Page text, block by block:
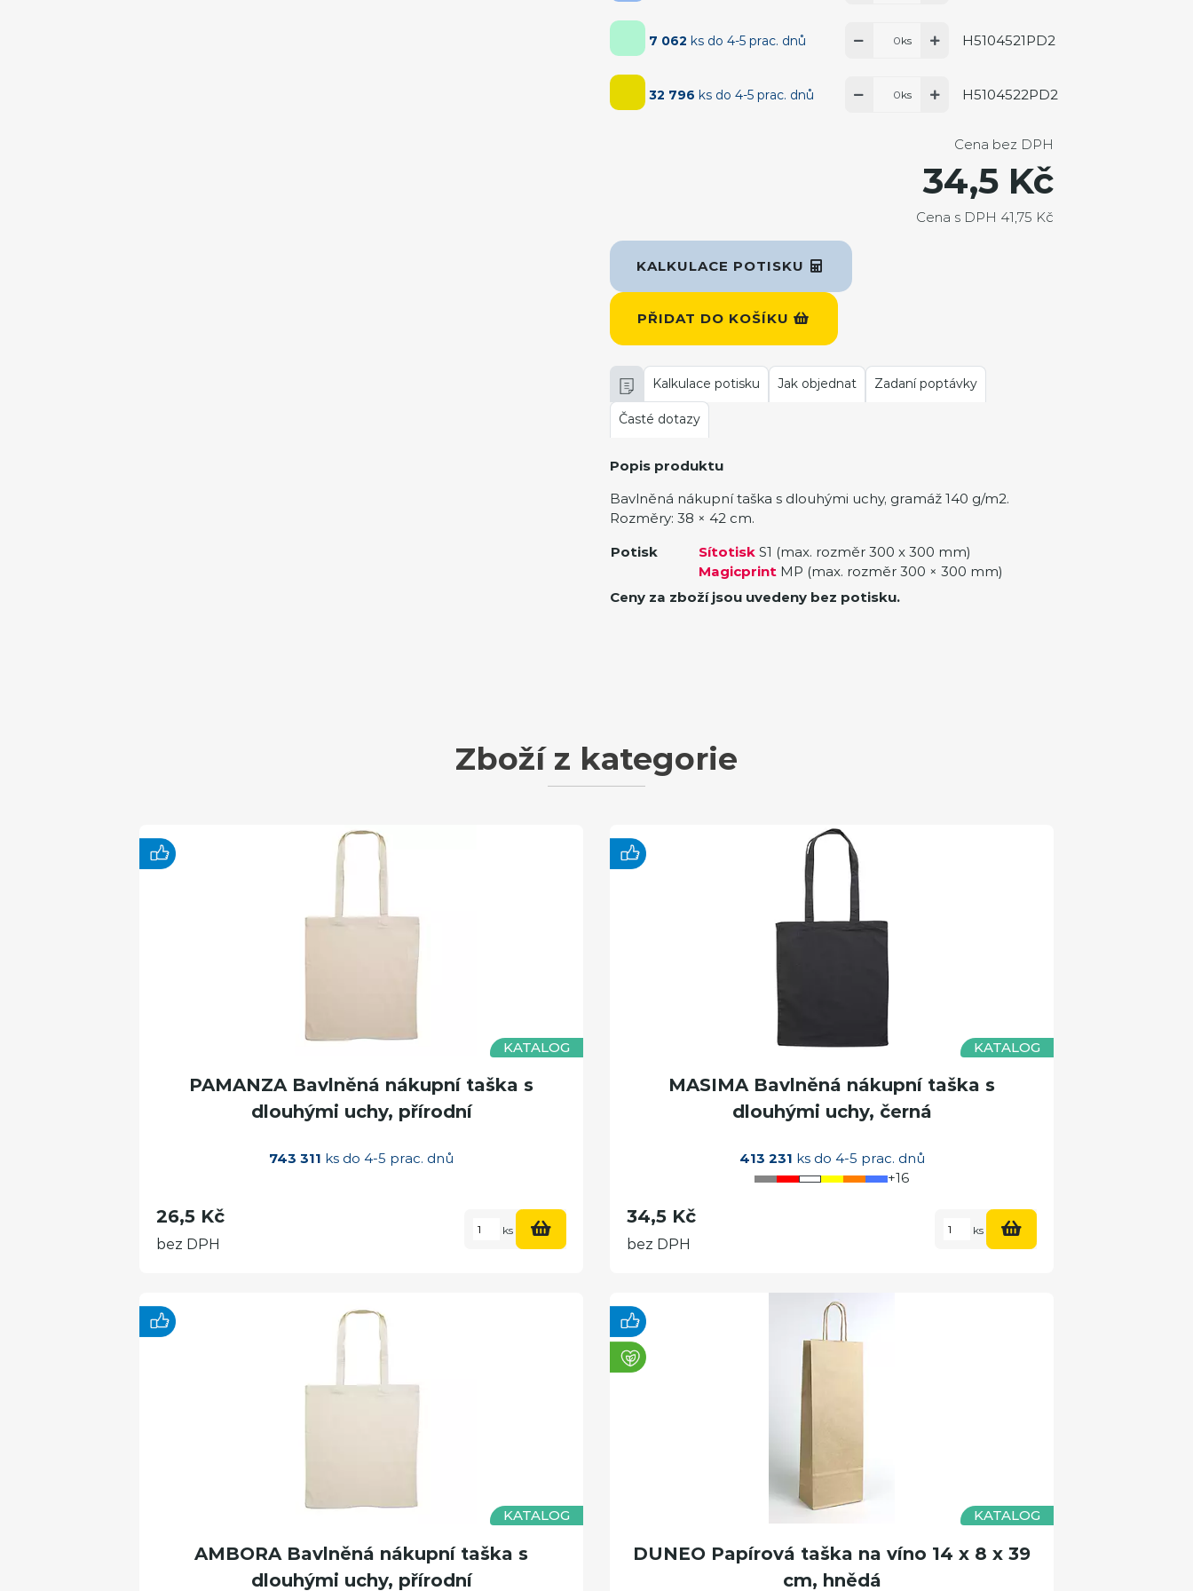
7 062 ks do 4-5 prac. dnů ks H5104521PD2
32 796 ks do 4-5 prac. dnů ks H5104522PD2
KALKULACE POTISKU
PŘIDAT DO KOŠÍKU
Cena bez DPH
34,5 Kč
Cena s DPH 41,75 Kč
Kalkulace potisku Jak objednat Zadaní poptávky
Časté dotazy
Popis produktu
Bavlněná nákupní taška s dlouhými uchy, gramáž 140 g/m2.
Rozměry: 38 × 42 cm.
Potisk
Sítotisk S1 (max. rozměr 300 x 300 mm)
Magicprint MP (max. rozměr 300 × 300 mm)
Ceny za zboží jsou uvedeny bez potisku.
Zboží z kategorie
KATALOG
PAMANZA Bavlněná nákupní taška s
dlouhými uchy, přírodní
743 311 ks do 4-5 prac. dnů
26,5 Kč
bez DPH
ks
KATALOG
MASIMA Bavlněná nákupní taška s
dlouhými uchy, černá
413 231 ks do 4-5 prac. dnů
34,5 Kč
bez DPH
ks
+16
KATALOG
AMBORA Bavlněná nákupní taška s
dlouhými uchy, přírodní
KATALOG
DUNEO Papírová taška na víno 14 x 8 x 39
cm, hnědá